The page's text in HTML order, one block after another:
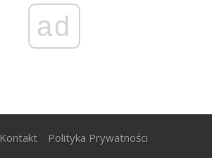
ad
Kontakt Polityka Prywatności